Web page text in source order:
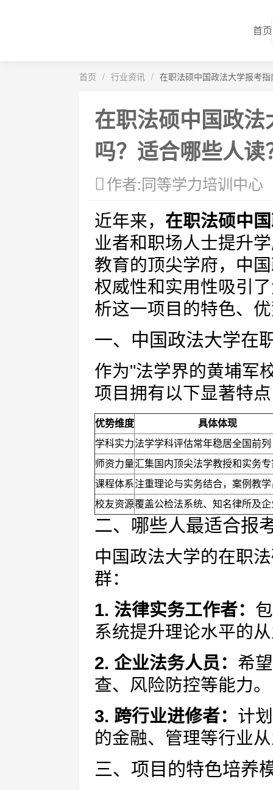
首页
首页 / 行业资讯 / 在职法硕中国政法大学报考
在职法硕中国政
吗？适合哪些人读
作者:同等学力培训中心
近年来， 在职法硕中
业者和职场人士提升
教育的顶尖学府，中
权威性和实用性吸引
析这一项目的特色、
一、中国政法大学在
作为"法学界的黄埔军
项目拥有以下显著特
优势维度
具体体现
学科实力法学学科评估常年稳居全国前列
师资力量汇集国内顶尖法学教授和实务专
课程体系注重理论与实务结合，案例教
校友资源覆盖公检法系统、知名律所及
二、哪些人最适合报
中国政法大学的在职
群：
1. 法律实务工作者：
系统提升理论水平的
2. 企业法务人员： 希
查、风险防控等能力。
3. 跨行业进修者： 计
的金融、管理等行业
三、项目的特色培养